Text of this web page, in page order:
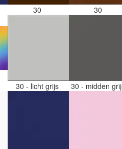
30 30
30 - licht grijs 30 - midden